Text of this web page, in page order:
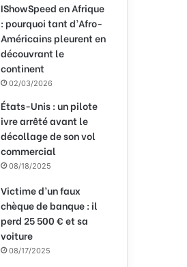
IShowSpeed en Afrique
: pourquoi tant d’Afro-
Américains pleurent en
découvrant le
continent
02/03/2026
États-Unis : un pilote
ivre arrêté avant le
décollage de son vol
commercial
08/18/2025
Victime d’un faux
chèque de banque : il
perd 25 500 € et sa
voiture
08/17/2025